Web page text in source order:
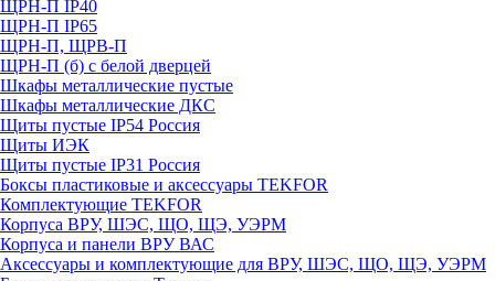
ЩРН-П IP40
ЩРН-П IP65
ЩРН-П, ЩРВ-П
ЩРН-П (б) с белой дверцей
Шкафы металлические пустые
Шкафы металлические ДКС
Щиты пустые IP54 Россия
Щиты ИЭК
Щиты пустые IP31 Россия
Боксы пластиковые и аксессуары TEKFOR
Комплектующие TEKFOR
Корпуса ВРУ, ШЭС, ЩО, ЩЭ, УЭРМ
Корпуса и панели ВРУ ВАС
Аксессуары и комплектующие для ВРУ, ШЭС, ЩО, ЩЭ, УЭРМ